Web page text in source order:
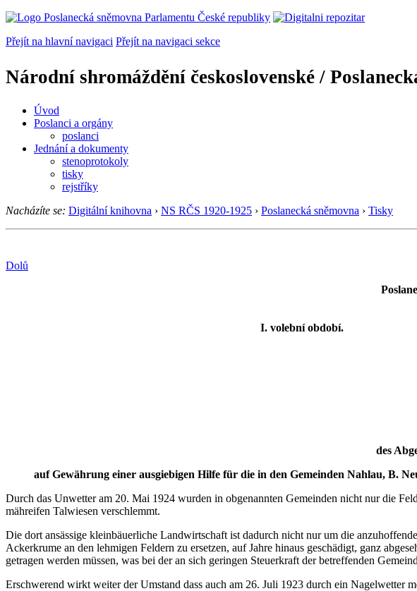
Přejít na hlavní navigaci Přejít na navigaci sekce
Národní shromáždění československé /
Úvod
Poslanci a orgány
poslanci
Jednání a dokumenty
stenoprotokoly
tisky
rejstříky
Nacházíte se: Digitální knihovna › NS RČS 1920-1925 › Poslanecká sněmovna › Tisky
Dolů
I. volební období.
des
auf Gewährung einer ausgiebigen Hilfe für die in den Gemeinden Nahlau, B.
Durch das Unwetter am 20. Mai 1924 wurden in obgenannten Gemeinden nicht nur die
mähreifen Talwiesen verschlemmt.
Die dort ansässige kleinbäuerliche Landwirtschaft ist dadurch nicht nur um die
Ackerkrume an den lehmigen Feldern zu ersetzen, auf Jahre hinaus geschädigt, ganz
getragen werden müssen, was bei der an sich geringen Steuerkraft der betreffenden
Erschwerend wirkt weiter der Umstand dass auch am 26. Juli 1923 durch ein Nagelwetter